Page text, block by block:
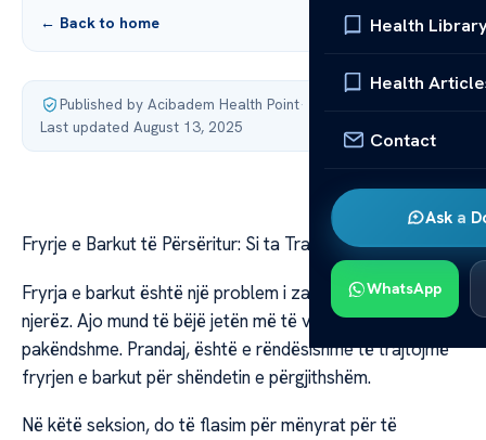
Health
Health
Contact
Ask a
WhatsApp
← Back to home
Published by Acibadem Health Point·
Last updated August 13, 2025
Fryrje e Barkut të Përsëritur: Si ta Trajtoni
Fryrja e barkut është një problem i zakonshëm për shumë
njerëz. Ajo mund të bëjë jetën më të vështirë dhe të
pakëndshme. Prandaj, është e rëndësishme të trajtojmë
fryrjen e barkut për shëndetin e përgjithshëm.
Në këtë seksion, do të flasim për mënyrat për të